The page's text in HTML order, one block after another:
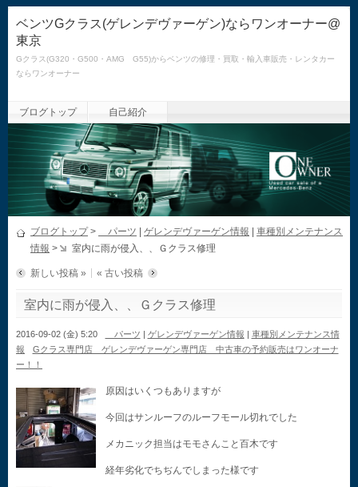
ベンツGクラス(ゲレンデヴァーゲン)ならワンオーナー@
東京
Gクラス(G320・G500・AMG G55)からベンツの修理・買取・輸入車販売・レンタカー
ならワンオーナー
ブログトップ 自己紹介
ブログトップ> パーツ ゲレンデヴァーゲン情報
車種別メンテナンス
情報 > 室内に雨が侵入、、Ｇクラス修理
新しい投稿 » « 古い投稿
室内に雨が侵入、、Ｇクラス修理
2016-09-02 (金) 5:20 パーツ | ゲレンデヴァーゲン情報 | 車種別メンテナンス情
報
Gクラス専門店 ゲレンデヴァーゲン専門店 中古車の予約販売はワンオーナ
ー！！
原因はいくつもありますが
今回はサンルーフのルーフモール切れでした
メカニック担当はモモさんこと百木です
経年劣化でちぢんでしまった様です